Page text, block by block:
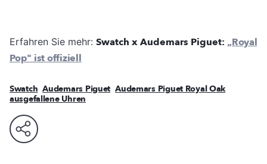
Erfahren Sie mehr: Swatch x Audemars Piguet: „Royal
Pop" ist offiziell
Swatch Audemars Piguet Audemars Piguet Royal Oak
ausgefallene Uhren